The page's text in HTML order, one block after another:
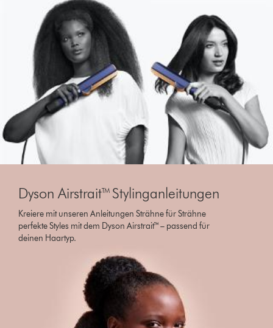
Dyson Airstrait™ Stylinganleitungen
Kreiere mit unseren Anleitungen Strähne für Strähne
perfekte Styles mit dem Dyson Airstrait™ – passend für
deinen Haartyp.